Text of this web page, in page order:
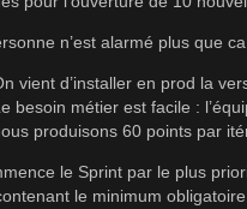
n’est alarmé plus que
vient d’installer en prod la
besoin métier est facile :
produisons 60 points par
le Sprint par le plus
le minimum